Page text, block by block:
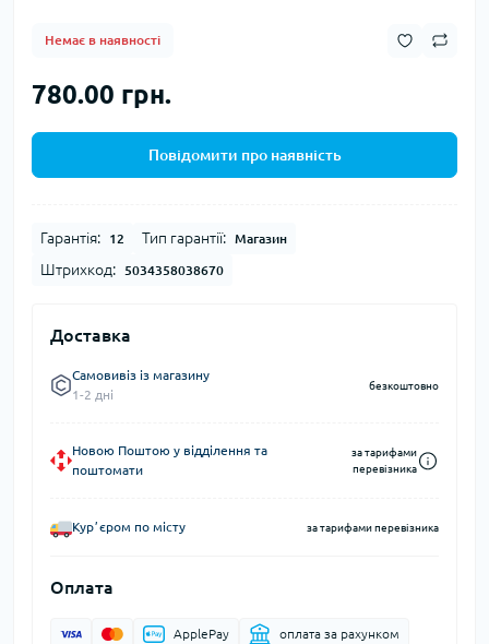
Немає в наявності
780.00 грн.
Повідомити про наявність
Гарантія: 12 Тип гарантії: Магазин
Штрихкод: 5034358038670
Доставка
Самовивіз із магазину
1-2 дні
безкоштовно
Новою Поштою у відділення та
поштомати
за тарифами
перевізника
Курʼєром по місту за тарифами перевізника
Оплата
ApplePay оплата за рахунком